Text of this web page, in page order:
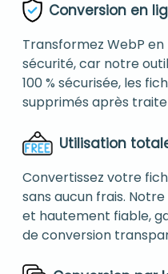
Conversion en
Transformez WebP
sécurité, car notre
100 % sécurisée, les
supprimés après
Utilisation
Convertissez votre
sans aucun frais.
et hautement fiable,
de conversion